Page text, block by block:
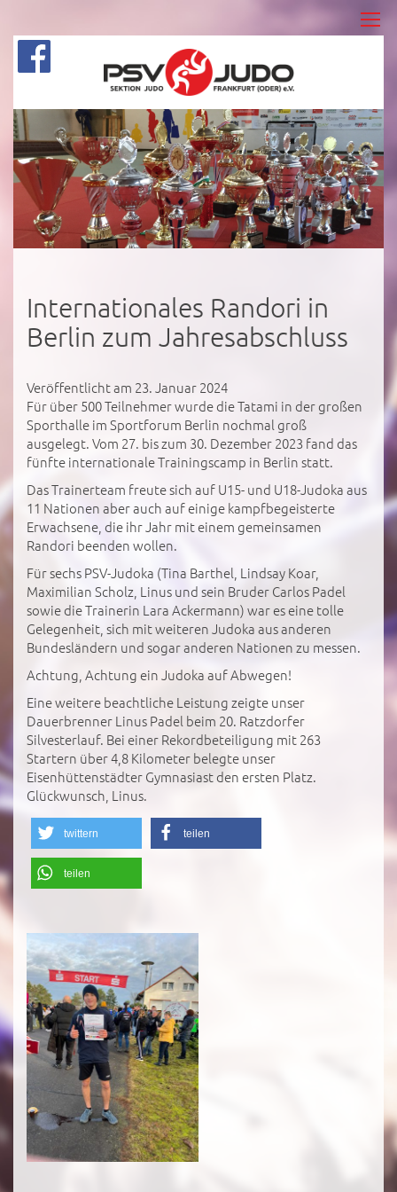
Internationales Randori in
Berlin zum Jahresabschluss
Veröffentlicht am 23. Januar 2024
Für über 500 Teilnehmer wurde die Tatami in der großen
Sporthalle im Sportforum Berlin nochmal groß
ausgelegt. Vom 27. bis zum 30. Dezember 2023 fand das
fünfte internationale Trainingscamp in Berlin statt.
Das Trainerteam freute sich auf U15- und U18-Judoka aus
11 Nationen aber auch auf einige kampfbegeisterte
Erwachsene, die ihr Jahr mit einem gemeinsamen
Randori beenden wollen.
Für sechs PSV-Judoka (Tina Barthel, Lindsay Koar,
Maximilian Scholz, Linus und sein Bruder Carlos Padel
sowie die Trainerin Lara Ackermann) war es eine tolle
Gelegenheit, sich mit weiteren Judoka aus anderen
Bundesländern und sogar anderen Nationen zu messen.
Achtung, Achtung ein Judoka auf Abwegen!
Eine weitere beachtliche Leistung zeigte unser
Dauerbrenner Linus Padel beim 20. Ratzdorfer
Silvesterlauf. Bei einer Rekordbeteiligung mit 263
Startern über 4,8 Kilometer belegte unser
Eisenhüttenstädter Gymnasiast den ersten Platz.
Glückwunsch, Linus.
twittern teilen
teilen